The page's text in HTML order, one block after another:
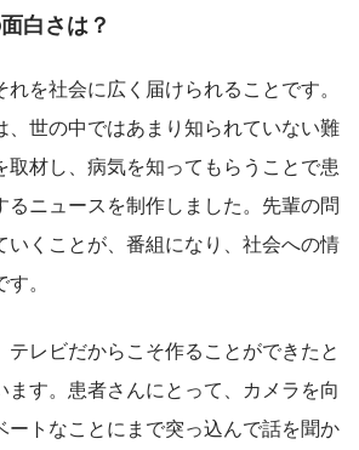
白さは？
を社会に広く届けられることです。
、世の中ではあまり知られていない難
取材し、病気を知ってもらうことで患
るニュースを制作しました。先輩の問
いくことが、番組になり、社会への情
。
テレビだからこそ作ることができたと
ます。患者さんにとって、カメラを向
ートなことにまで突っ込んで話を聞か